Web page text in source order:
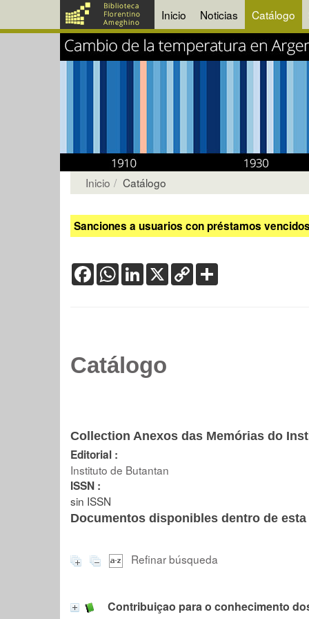
Inicio Noticias Catálogo
Inicio Catálogo
Sanciones a usuarios con préstamos
FacebookWhatsApp
LinkedIn
X Copy
Link
Catálogo
Collection Anexos das Memórias do
Editorial :
Instituto de Butantan
ISSN :
sin ISSN
Documentos disponibles dentro de
Refinar búsqueda
Contribuiçao para o conhecimento